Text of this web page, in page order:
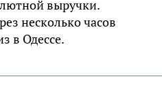
выручки.
несколько часов
в Одессе.